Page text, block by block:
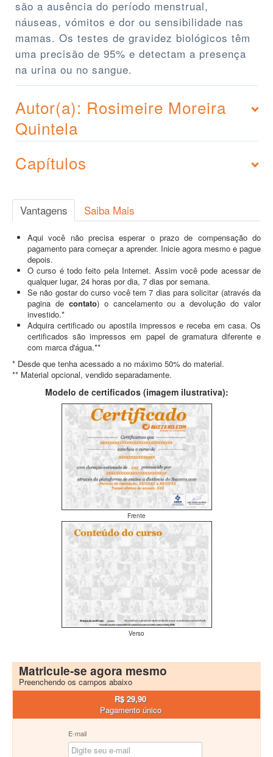
são a ausência do período menstrual,
náuseas, vómitos e dor ou sensibilidade nas
mamas. Os testes de gravidez biológicos têm
uma precisão de 95% e detectam a presença
na urina ou no sangue.
Autor(a): Rosimeire Moreira
Quintela
Capítulos
Vantagens Saiba Mais
Aqui você não precisa esperar o prazo de compensação do
pagamento para começar a aprender. Inicie agora mesmo e pague
depois.
O curso é todo feito pela Internet. Assim você pode acessar de
qualquer lugar, 24 horas por dia, 7 dias por semana.
Se não gostar do curso você tem 7 dias para solicitar (através da
pagina de contato) o cancelamento ou a devolução do valor
investido.*
Adquira certificado ou apostila impressos e receba em casa. Os
certificados são impressos em papel de gramatura diferente e
com marca d'água.**
* Desde que tenha acessado a no máximo 50% do material.
** Material opcional, vendido separadamente.
Modelo de certificados (imagem ilustrativa):
Frente
Verso
Matricule-se agora mesmo
Preenchendo os campos abaixo
R$ 29,90
Pagamento único
E-mail